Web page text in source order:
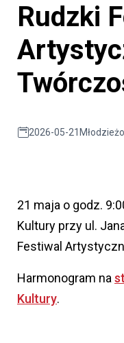
Rudzki
2026-05-21
21 maja o godz.
Kultury przy ul.
Festiwal
Harmonogram na
Kultury.